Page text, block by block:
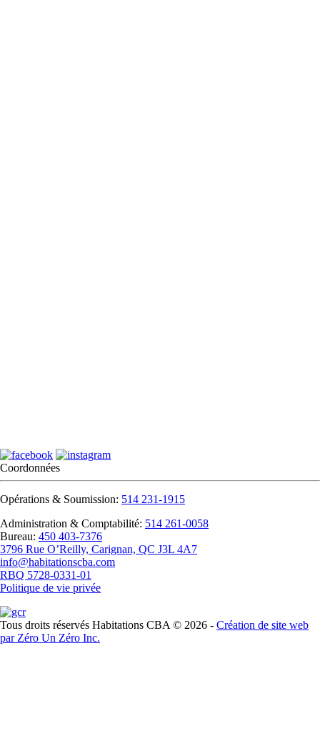
Coordonnées
Opérations & Soumission: 514 231-1915
Administration & Comptabilité: 514 261-0058
Bureau: 450 403-7376
3796 Rue O’Reilly, Carignan, QC J3L 4A7
info@habitationscba.com
RBQ 5728-0331-01
Politique de vie privée
Tous droits réservés Habitations CBA © 2026 - Création de site web
par Zéro Un Zéro Inc.